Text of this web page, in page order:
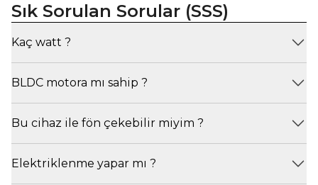
Sık Sorulan Sorular (SSS)
Kaç watt ?
BLDC motora mı sahip ?
Bu cihaz ile fön çekebilir miyim ?
Elektriklenme yapar mı ?